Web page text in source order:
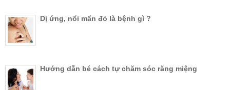
Dị ứng, nổi mẩn đỏ là bệnh gì ?
Hướng dẫn bé cách tự chăm sóc răng miệng